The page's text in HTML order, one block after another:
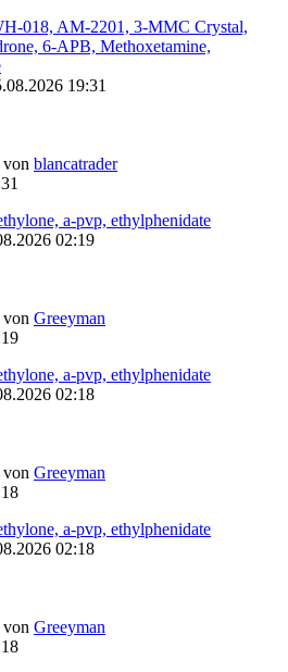
018, AM-2201, 3-MMC Crystal,
6-APB, Methoxetamine,
19:31
von blancatrader
a-pvp, ethylphenidate
02:19
von Greeyman
a-pvp, ethylphenidate
02:18
von Greeyman
a-pvp, ethylphenidate
02:18
von Greeyman